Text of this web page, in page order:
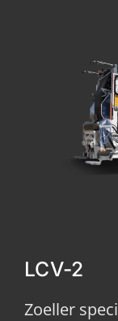
LCV-2
Zoeller